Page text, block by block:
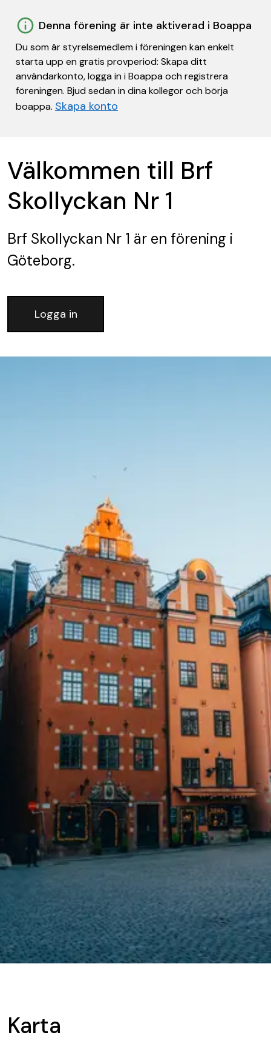
Denna förening är inte aktiverad i Boappa
Du som är styrelsemedlem i föreningen kan enkelt
starta upp en gratis provperiod: Skapa ditt
användarkonto, logga in i Boappa och registrera
föreningen. Bjud sedan in dina kollegor och börja
boappa. Skapa konto
Välkommen till Brf
Skollyckan Nr 1
Brf Skollyckan Nr 1 är en förening i
Göteborg.
Logga in
Karta